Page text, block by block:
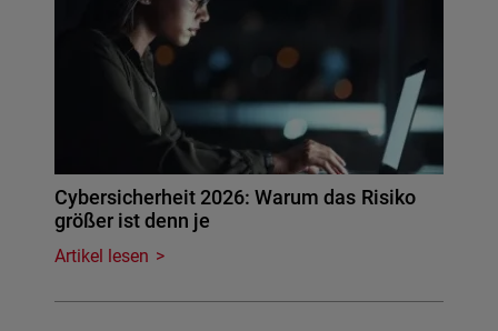
Cybersicherheit 2026: Warum das Risiko
größer ist denn je
Artikel lesen